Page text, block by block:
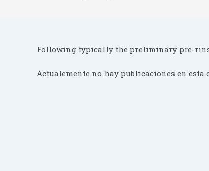
Following typically the preliminary pre-
Actualemente no hay publicaciones en esta